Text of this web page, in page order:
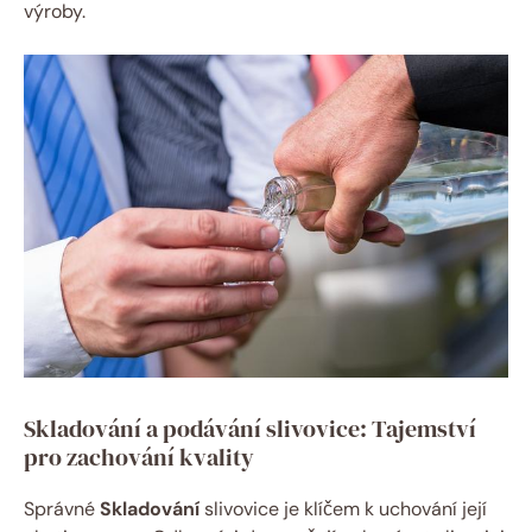
výroby.
Skladování a podávání slivovice: Tajemství
pro zachování kvality
SprávnéSkladováníslivovice je klíčem k uchování její